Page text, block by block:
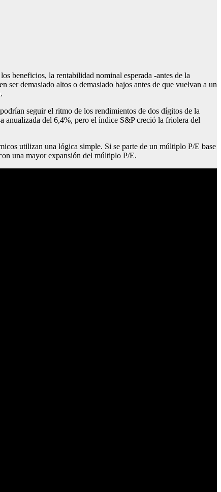
beneficios, la rentabilidad nominal esperada -antes de la
demasiado altos o demasiado bajos antes de que vuelvan a un
seguir el ritmo de los rendimientos de dos dígitos de la
anualizada del 6,4%, pero el índice S&P creció la friolera del
utilizan una lógica simple. Si se parte de un múltiplo P/E base
una mayor expansión del múltiplo P/E.